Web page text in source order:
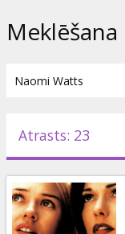
Pasākumi
Ziņas
Meklēšana
Atrasts: 23